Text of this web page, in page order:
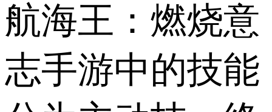
航海王：燃烧意
志手游中的技能